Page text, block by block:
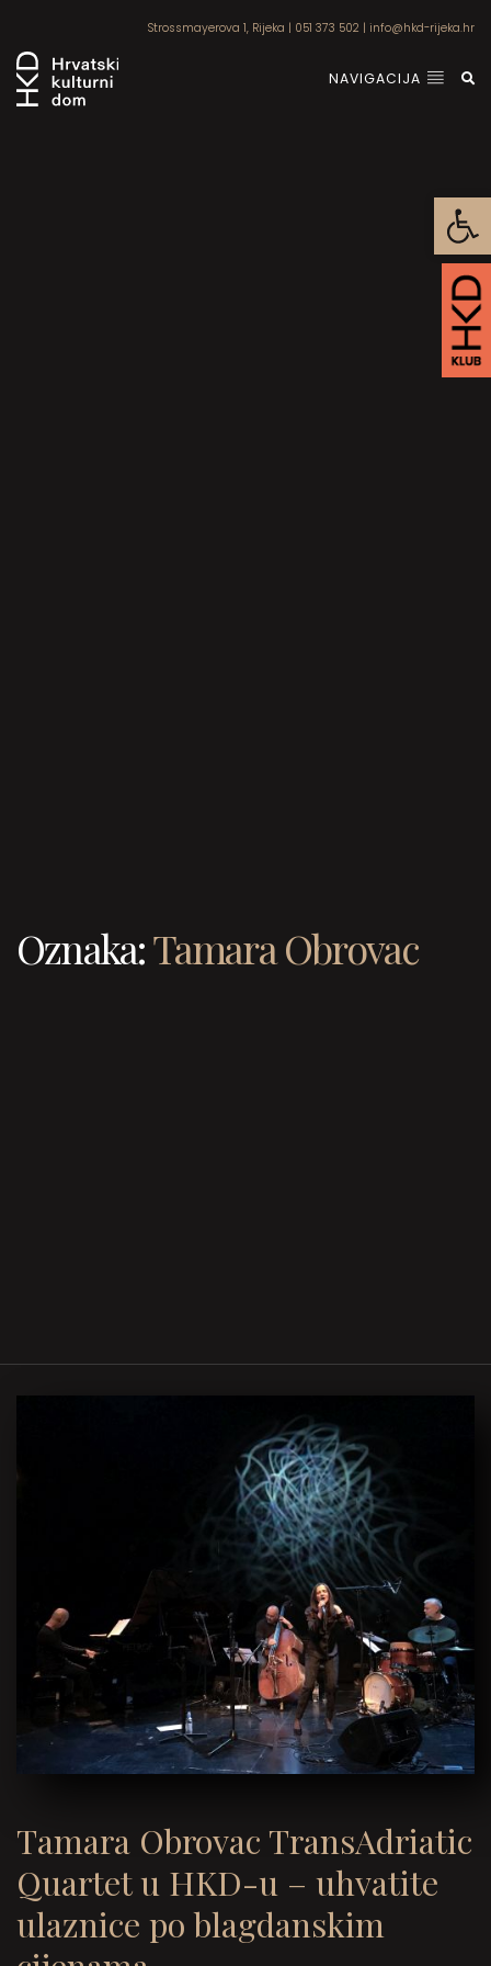
Strossmayerova 1, Rijeka | 051 373 502 | info@hkd-rijeka.hr
NAVIGACIJA
Oznaka:Tamara Obrovac
Tamara Obrovac TransAdriatic
Quartet u HKD-u – uhvatite
ulaznice po blagdanskim